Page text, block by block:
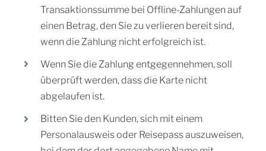
Transaktionssumme bei Offline-Zahlungen auf
einen Betrag, den Sie zu verlieren bereit sind,
wenn die Zahlung nicht erfolgreich ist.
Wenn Sie die Zahlung entgegennehmen, soll
überprüft werden, dass die Karte nicht
abgelaufen ist.
Bitten Sie den Kunden, sich mit einem
Personalausweis oder Reisepass auszuweisen,